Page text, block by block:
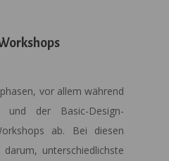
vor allem während
und der Basic-Design-
ab. Bei diesen
unterschiedlichste